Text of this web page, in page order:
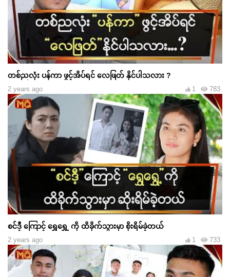
တစ်ညလုံး ပန်ကာ ဖွင့်အိပ်ရင် လေဖြတ် နိုင်ပါသလား ?
2 years ago 783
1
စင်ဒီ့ ကြောင့် ရွှေရွှေ့ ကို ထိခိုက်သွားမှာ စိုးရိမ်ခဲ့တယ်
2 years ago 733
1